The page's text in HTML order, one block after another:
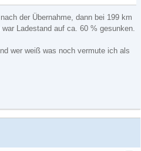
der Übernahme, dann bei 199 km
Ladestand auf ca. 60 % gesunken.
wer weiß was noch vermute ich als